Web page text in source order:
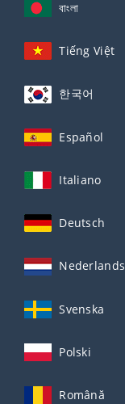
বাংলা
Tiếng Việt
한국어
Español
Italiano
Deutsch
Nederlands
Svenska
Polski
Română